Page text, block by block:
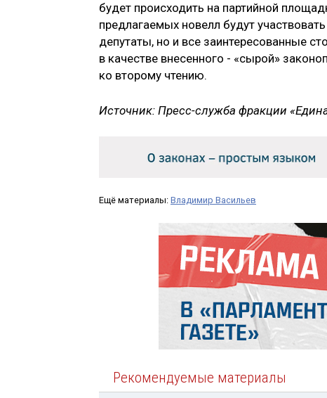
будет происходить на партийной
предлагаемых новелл будут
депутаты, но и все заинтересованные
в качестве внесенного - «сырой»
ко второму чтению.
Источник: Пресс-служба фракции
Ещё материалы: Владимир Васильев
Рекомендуемые материалы